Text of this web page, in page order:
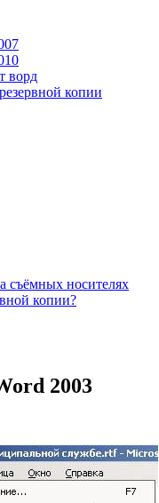
ворд
копии
съёмных носителях
копии?
2003